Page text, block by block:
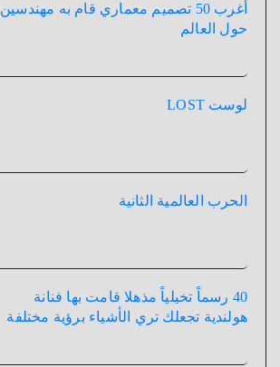
أغرب 50 تصميم معماري قام به مهندسين
حول العالم
لوست LOST
الحرب العالمية الثانية
40 رسماً تخيلياً مذهلا قامت بها فنانة
هولندية تجعلك تري الأشياء برؤية مختلفة